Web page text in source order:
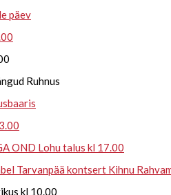
päev
Ruhnus
OND Lohu talus kl 17.00
Tarvanpää kontsert Kihnu
kl 10.00